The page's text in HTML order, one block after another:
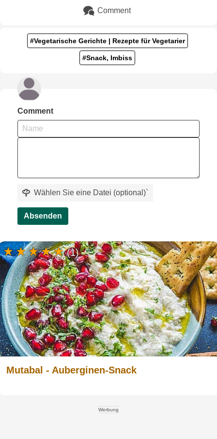
Comment
#Vegetarische Gerichte | Rezepte für Vegetarier
#Snack, Imbiss
Comment
Wählen Sie eine Datei (optional)`
Absenden
Mutabal - Auberginen-Snack
(1)
Werbung